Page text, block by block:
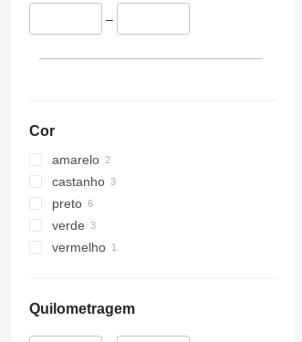
–
Cor
amarelo
castanho
preto
verde
vermelho
Quilometragem